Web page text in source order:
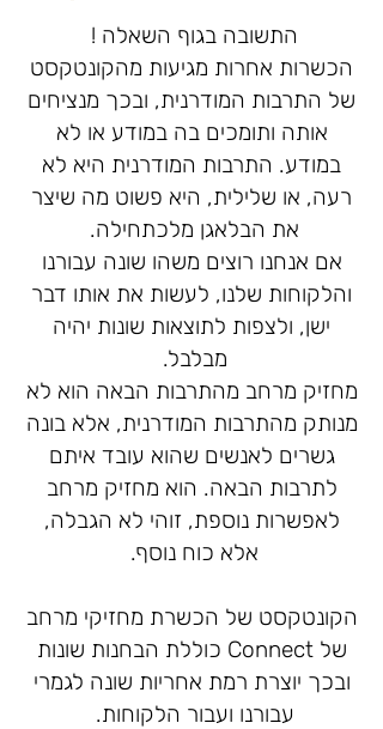
התשובה בגוף השאלה !
הכשרות אחרות מגיעות מהקונטקסט
של התרבות המודרנית, ובכך מנציחים
אותה ותומכים בה במודע או לא
במודע. התרבות המודרנית היא לא
רעה, או שלילית, היא פשוט מה שיצר
את הבלאגן מלכתחילה.
אם אנחנו רוצים משהו שונה עבורנו
והלקוחות שלנו, לעשות את אותו דבר
ישן, ולצפות לתוצאות שונות יהיה
מבלבל.
מחזיק מרחב מהתרבות הבאה הוא לא
מנותק מהתרבות המודרנית, אלא בונה
גשרים לאנשים שהוא עובד איתם
לתרבות הבאה. הוא מחזיק מרחב
לאפשרות נוספת, זוהי לא הגבלה,
אלא כוח נוסף.
הקונטקסט של הכשרת מחזיקי מרחב
של Connect כוללת הבחנות שונות
ובכך יוצרת רמת אחריות שונה לגמרי
עבורנו ועבור הלקוחות.